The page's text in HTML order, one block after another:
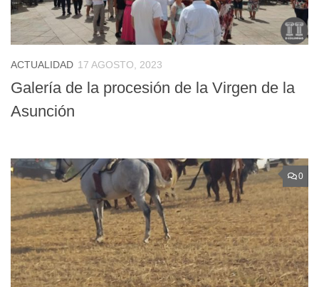
ACTUALIDAD 17 AGOSTO, 2023
Galería de la procesión de la Virgen de la
Asunción
0